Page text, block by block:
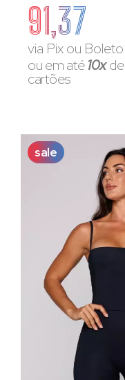
91,37
via Pix ou Boleto
ou em até10xde
cartões
sale